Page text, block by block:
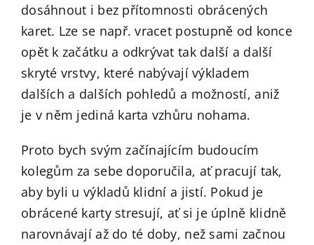
dosáhnout i bez přítomnosti obrácených
karet. Lze se např. vracet postupně od konce
opět k začátku a odkrývat tak další a další
skryté vrstvy, které nabývají výkladem
dalších a dalších pohledů a možností, aniž
je v něm jediná karta vzhůru nohama.
Proto bych svým začínajícím budoucím
kolegům za sebe doporučila, ať pracují tak,
aby byli u výkladů klidní a jistí. Pokud je
obrácené karty stresují, ať si je úplně klidně
narovnávají až do té doby, než sami začnou